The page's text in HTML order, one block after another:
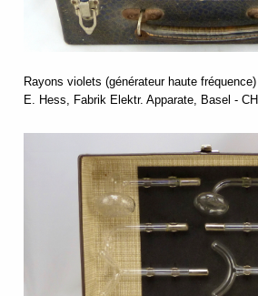
Rayons violets (générateur haute fréquence)
E. Hess, Fabrik Elektr. Apparate, Basel - CH